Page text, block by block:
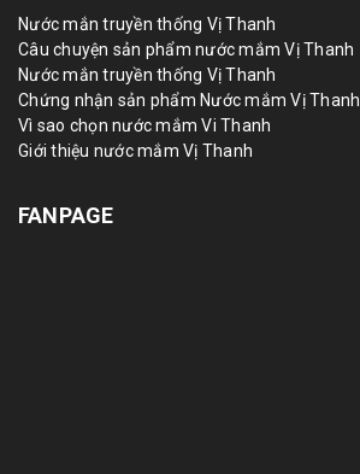
Nước mắn truyền thống Vị Thanh
Câu chuyện sản phẩm nước mắm Vị Thanh
Nước mắn truyền thống Vị Thanh
Chứng nhận sản phẩm Nước mắm Vị Thanh
Vì sao chọn nước mắm Vi Thanh
Giới thiệu nước mắm Vị Thanh
FANPAGE